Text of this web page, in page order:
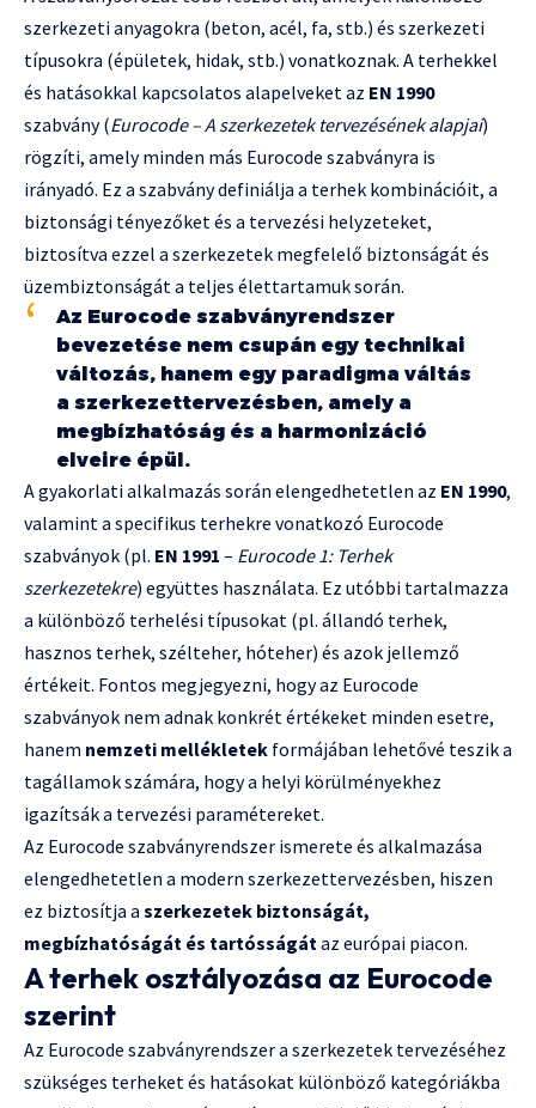
szerkezeti anyagokra (beton, acél, fa, stb.) és szerkezeti
típusokra (épületek, hidak, stb.) vonatkoznak. A terhekkel
és hatásokkal kapcsolatos alapelveket az EN 1990
szabvány (Eurocode – A szerkezetek tervezésének alapjai)
rögzíti, amely minden más Eurocode szabványra is
irányadó. Ez a szabvány definiálja a terhek kombinációit, a
biztonsági tényezőket és a tervezési helyzeteket,
biztosítva ezzel a szerkezetek megfelelő biztonságát és
üzembiztonságát a teljes élettartamuk során.
Az Eurocode szabványrendszer
bevezetése nem csupán egy technikai
változás, hanem egy paradigma váltás
a szerkezettervezésben, amely a
megbízhatóság és a harmonizáció
elveire épül.
A gyakorlati alkalmazás során elengedhetetlen az EN 1990,
valamint a specifikus terhekre vonatkozó Eurocode
szabványok (pl. EN 1991 – Eurocode 1: Terhek
szerkezetekre) együttes használata. Ez utóbbi tartalmazza
a különböző terhelési típusokat (pl. állandó terhek,
hasznos terhek, szélteher, hóteher) és azok jellemző
értékeit. Fontos megjegyezni, hogy az Eurocode
szabványok nem adnak konkrét értékeket minden esetre,
hanem nemzeti mellékletek formájában lehetővé teszik a
tagállamok számára, hogy a helyi körülményekhez
igazítsák a tervezési paramétereket.
Az Eurocode szabványrendszer ismerete és alkalmazása
elengedhetetlen a modern szerkezettervezésben, hiszen
ez biztosítja a szerkezetek biztonságát,
megbízhatóságát és tartósságát az európai piacon.
A terhek osztályozása az Eurocode
szerint
Az Eurocode szabványrendszer a szerkezetek tervezéséhez
szükséges terheket és hatásokat különböző kategóriákba